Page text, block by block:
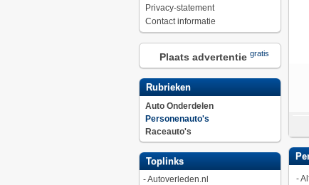
Privacy-statement
Contact informatie
Plaats advertentie gratis
Rubrieken
Auto Onderdelen
Personenauto's
Raceauto's
Toplinks
-Autoverleden.nl
-